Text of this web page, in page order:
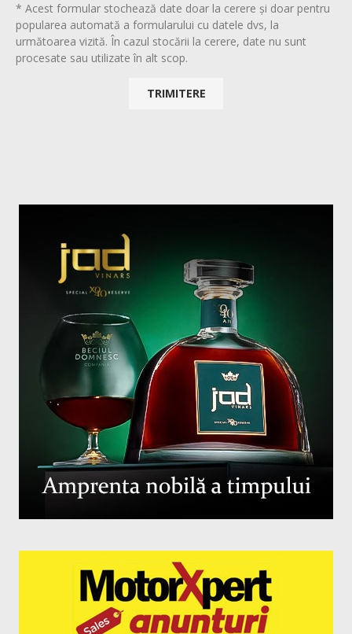
* Acest formular stochează date doar la cerere și doar pentru
popularea automată a formularului cu datele dvs, la
următoarea vizită. În cazul stocării la cerere, date nu sunt
procesate sau utilizate în alt scop.